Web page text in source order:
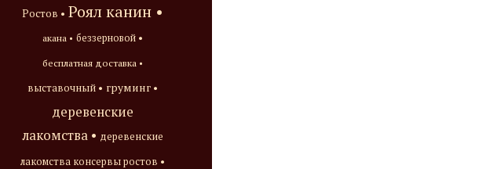
Ростов • Роял канин •
акана • беззерновой •
бесплатная доставка •
выставочный • груминг •
деревенские
лакомства • деревенские
лакомства консервы ростов •